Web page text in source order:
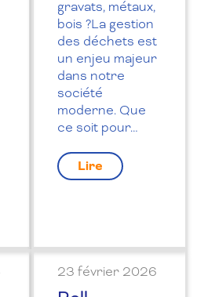
gravats, métaux,
bois ?La gestion
des déchets est
un enjeu majeur
dans notre
société
moderne. Que
ce soit pour…
Lire
23 février 2026